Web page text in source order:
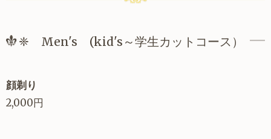
❈ Men's (kid's～学生カットコース）
顔剃り
2,000円